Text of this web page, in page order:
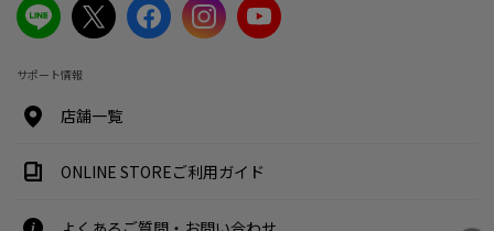
サポート情報
店舗一覧
ONLINE STOREご利用ガイド